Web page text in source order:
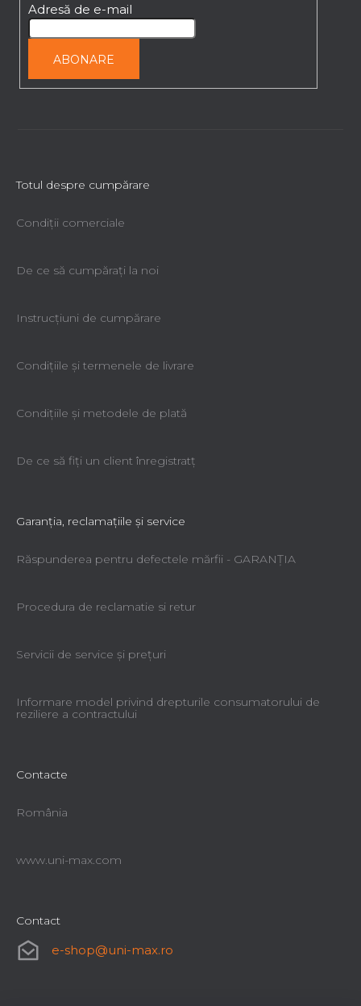
Adresă de e-mail
ABONARE
Totul despre cumpărare
Condiții comerciale
De ce să cumpăraţi la noi
Instrucțiuni de cumpărare
Condiţiile şi termenele de livrare
Condiţiile şi metodele de plată
De ce să fiţi un client înregistratţ
Garanţia, reclamaţiile şi service
Răspunderea pentru defectele mărfii - GARANŢIA
Procedura de reclamatie si retur
Servicii de service şi preţuri
Informare model privind drepturile consumatorului de
reziliere a contractului
Contacte
România
www.uni-max.com
Contact
e-shop@uni-max.ro